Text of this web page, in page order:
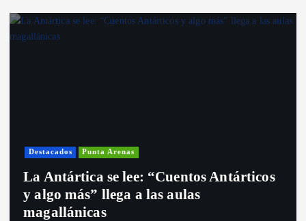
Destacados Punta Arenas
La Antártica se lee: “Cuentos Antárticos
y algo más” llega a las aulas
magallánicas